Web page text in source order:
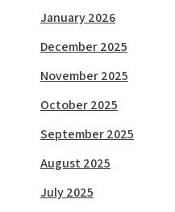
January 2026
December 2025
November 2025
October 2025
September 2025
August 2025
July 2025